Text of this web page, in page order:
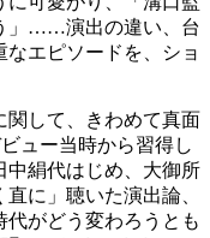
」……演出の違い、台
エピソードを、ショ
関して、きわめて真面
ュー当時から習得し
中絹代はじめ、大御所
に」聴いた演出論、
がどう変わろうとも